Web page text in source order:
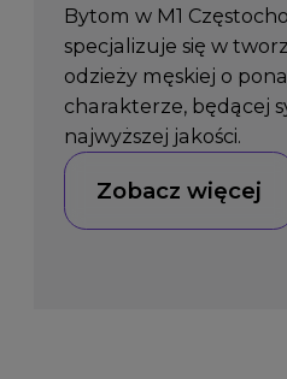
Bytom w M1
specjalizuje się w
odzieży męskiej o
charakterze, będącej
najwyższej jakości.
Zobacz więcej